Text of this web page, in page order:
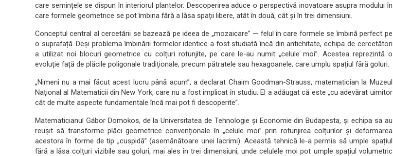
care semințele se dispun în interiorul plantelor. Descoperirea aduce o perspectivă inovatoare asupra modului în
care formele geometrice se pot îmbina fără a lăsa spații libere, atât în două, cât și în trei dimensiuni.
Conceptul central al cercetării se bazează pe ideea de „mozaicare” — felul în care formele se îmbină perfect pe
o suprafață. Deși problema îmbinării formelor identice a fost studiată încă din antichitate, echipa de cercetători
a utilizat noi blocuri geometrice cu colțuri rotunjite, pe care le-au numit „celule moi”. Acestea reprezintă o
evoluție față de plăcile poligonale tradiționale, precum pătratele sau hexagoanele, care umplu spațiul fără goluri.
„Nimeni nu a mai făcut acest lucru până acum”, a declarat Chaim Goodman-Strauss, matematician la Muzeul
Național al Matematicii din New York, care nu a fost implicat în studiu. El a adăugat că este „cu adevărat uimitor
cât de multe aspecte fundamentale încă mai pot fi descoperite”.
Matematicianul Gábor Domokos, de la Universitatea de Tehnologie și Economie din Budapesta, și echipa sa au
reușit să transforme plăci geometrice convenționale în „celule moi” prin rotunjirea colțurilor și deformarea
acestora în forme de tip „cuspidă” (asemănătoare unei lacrimi). Această tehnică le-a permis să umple spațiul
fără a lăsa colțuri vizibile sau goluri, mai ales în trei dimensiuni, unde celulele moi pot umple spațiul volumetric